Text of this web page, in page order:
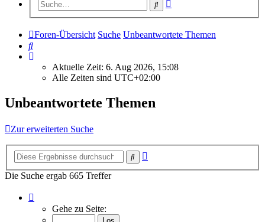
Suche
Foren-Übersicht Suche Unbeantwortete Themen
Suche
Aktuelle Zeit: 6. Aug 2026, 15:08
Alle Zeiten sind UTC+02:00
Unbeantwortete Themen
Zur erweiterten Suche
Suche
Die Suche ergab 665 Treffer
von
Gehe zu Seite: